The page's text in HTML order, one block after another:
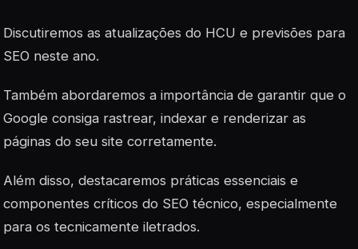
Discutiremos as atualizações do HCU e previsões para
SEO neste ano.
Também abordaremos a importância de garantir que o
Google consiga rastrear, indexar e renderizar as
páginas do seu site corretamente.
Além disso, destacaremos práticas essenciais e
componentes críticos do SEO técnico, especialmente
para os tecnicamente iletrados.